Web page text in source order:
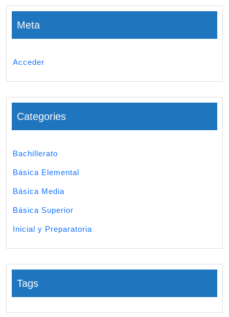
Meta
Acceder
Categories
Bachillerato
Básica Elemental
Básica Media
Básica Superior
Inicial y Preparatoria
Tags